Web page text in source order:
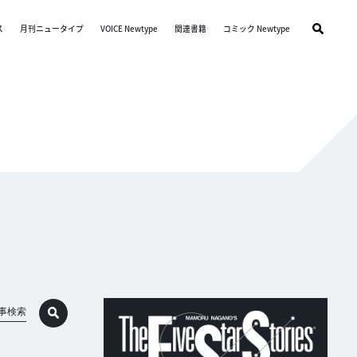
月刊ニュータイプ VOICE Newtype 関連書籍 コミック Newtype
検索